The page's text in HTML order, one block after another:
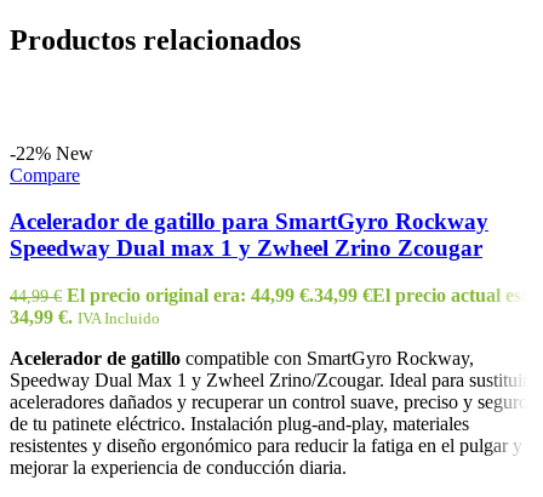
Productos relacionados
-22% New
Compare
Acelerador de gatillo para SmartGyro Rockway
Speedway Dual max 1 y Zwheel Zrino Zcougar
44,99€ El precio original era: 44,99 €.34,99 €El precio actual es:
34,99 €. IVA Incluido
Acelerador de gatillo compatible con SmartGyro Rockway,
Speedway Dual Max 1 y Zwheel Zrino/Zcougar. Ideal para sustituir
aceleradores dañados y recuperar un control suave, preciso y seguro
de tu patinete eléctrico. Instalación plug-and-play, materiales
resistentes y diseño ergonómico para reducir la fatiga en el pulgar y
mejorar la experiencia de conducción diaria.